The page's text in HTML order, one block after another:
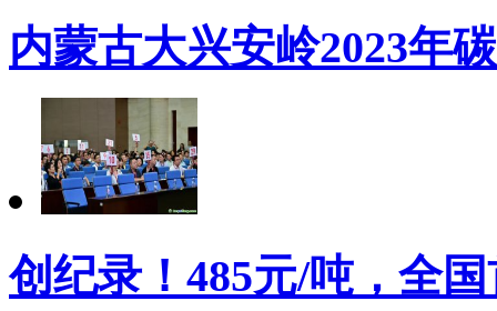
内蒙古大兴安岭2023年
创纪录！485元/吨，全